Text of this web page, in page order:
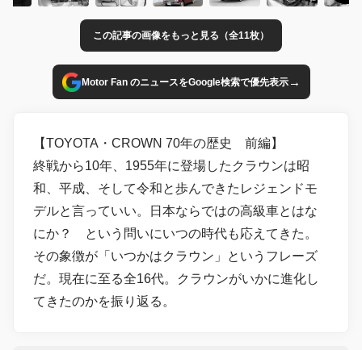
この記事の画像をもっと見る（全11枚）
Motor Fan のニュースをGoogle検索で優先表示→
【TOYOTA・CROWN 70年の歴史 前編】
終戦から10年、1955年に登場したクラウンは昭
和、平成、そして令和と歩んできたレジェンドモ
デルと言っていい。日本ならではの高級車とはな
にか？ という問いにいつの時代も応えてきた。
その象徴が「いつかはクラウン」というフレーズ
だ。現在に至る全16代。クラウンがいかに進化し
てきたのかを振り返る。